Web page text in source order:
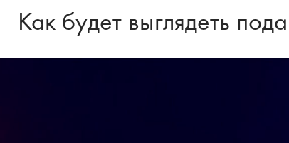
Как будет выглядеть